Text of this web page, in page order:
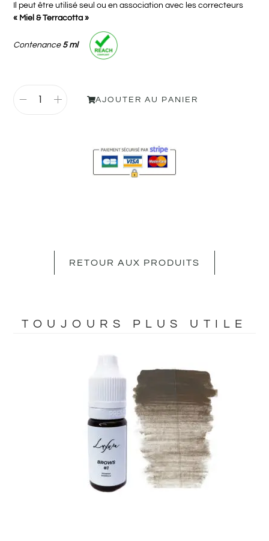
Il peut être utilisé seul ou en association avec les correcteurs
« Miel & Terracotta »
Contenance 5 ml
AJOUTER AU PANIER
RETOUR AUX PRODUITS
TOUJOURS PLUS UTILE